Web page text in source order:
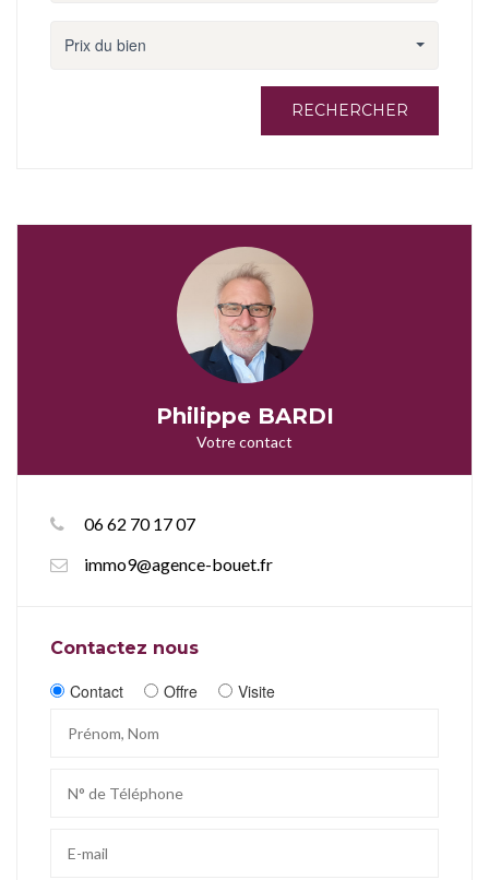
Prix du bien
RECHERCHER
Philippe BARDI
Votre contact
06 62 70 17 07
immo9@agence-bouet.fr
Contactez nous
Contact Offre Visite